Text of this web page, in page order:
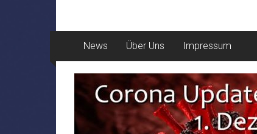
News Über Uns Impressum